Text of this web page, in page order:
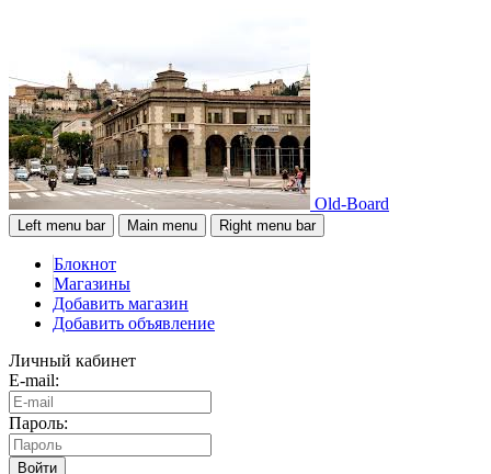
Old-Board
Left menu bar Main menu Right menu bar
Блокнот
Магазины
Добавить магазин
Добавить объявление
Личный кабинет
E-mail:
Пароль:
Войти